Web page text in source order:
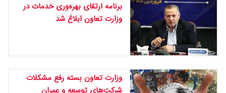
برنامه ارتقای بهره‌وری خدمات در
وزارت تعاون ابلاغ شد
وزارت تعاون بسته رفع مشکلات
شرکت‌های توسعه و عمران